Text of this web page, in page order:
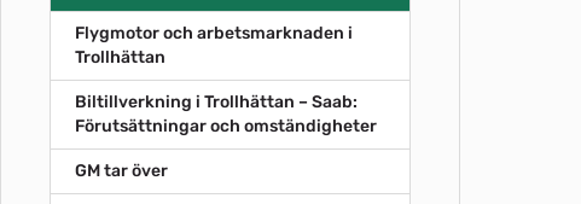
Flygmotor och arbetsmarknaden i
Trollhättan
Biltillverkning i Trollhättan – Saab:
Förutsättningar och omständigheter
GM tar över